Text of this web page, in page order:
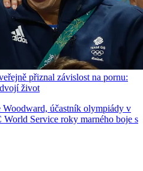
přiznal závislost na pornu:
život
účastník olympiády v
Service roky marného boje s